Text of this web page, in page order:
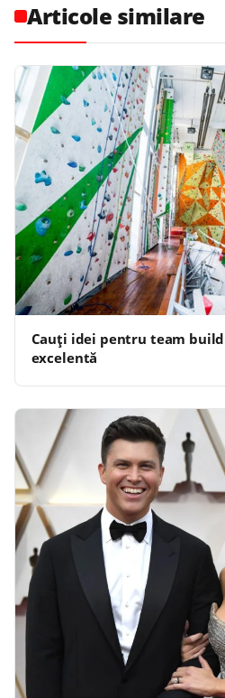
Articole similare
Cauți idei pentru team
excelentă